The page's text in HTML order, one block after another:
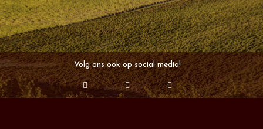
Volg ons ook op social media!